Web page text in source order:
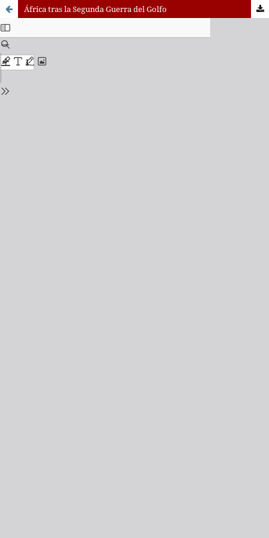
África tras la Segunda Guerra del Golfo